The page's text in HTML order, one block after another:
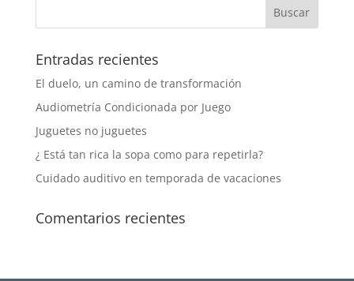
Entradas recientes
El duelo, un camino de transformación
Audiometría Condicionada por Juego
Juguetes no juguetes
¿ Está tan rica la sopa como para repetirla?
Cuidado auditivo en temporada de vacaciones
Comentarios recientes